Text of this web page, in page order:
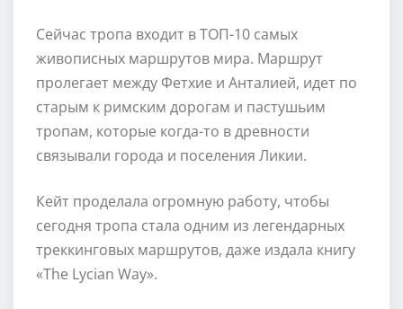
Сейчас тропа входит в ТОП-10 самых
живописных маршрутов мира. Маршрут
пролегает между Фетхие и Анталией, идет по
старым к римским дорогам и пастушьим
тропам, которые когда-то в древности
связывали города и поселения Ликии.
Кейт проделала огромную работу, чтобы
сегодня тропа стала одним из легендарных
треккинговых маршрутов, даже издала книгу
«The Lycian Way».